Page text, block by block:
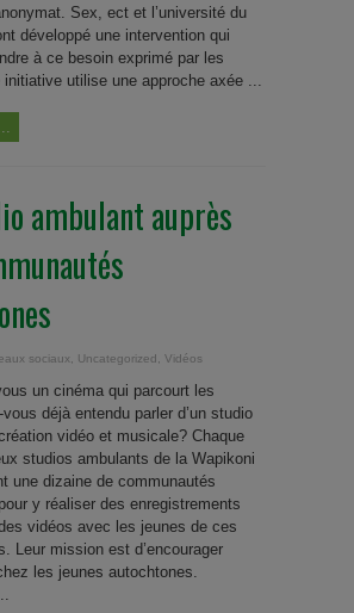
Sex, ect et l’université du
développé une intervention qui
à ce besoin exprimé par les
initiative utilise une approche axée ...
ambulant auprès
sociaux Uncategorized Vidéos
un cinéma qui parcourt les
déjà entendu parler d’un studio
vidéo et musicale? Chaque
studios ambulants de la Wapikoni
une dizaine de communautés
y réaliser des enregistrements
vidéos avec les jeunes de ces
Leur mission est d’encourager
les jeunes autochtones.